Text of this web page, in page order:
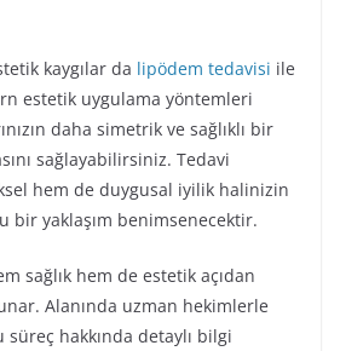
kaygılar da lipödem tedavisi ile
estetik uygulama yöntemleri
daha simetrik ve sağlıklı bir
sağlayabilirsiniz. Tedavi
hem de duygusal iyilik halinizin
bir yaklaşım benimsenecektir.
sağlık hem de estetik açıdan
Alanında uzman hekimlerle
hakkında detaylı bilgi